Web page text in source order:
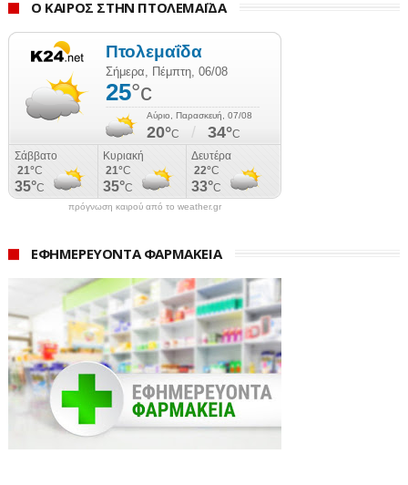
Ο ΚΑΙΡΟΣ ΣΤΗΝ ΠΤΟΛΕΜΑΪΔΑ
πρόγνωση καιρού από το weather.gr
ΕΦΗΜΕΡΕΥΟΝΤΑ ΦΑΡΜΑΚΕΙΑ